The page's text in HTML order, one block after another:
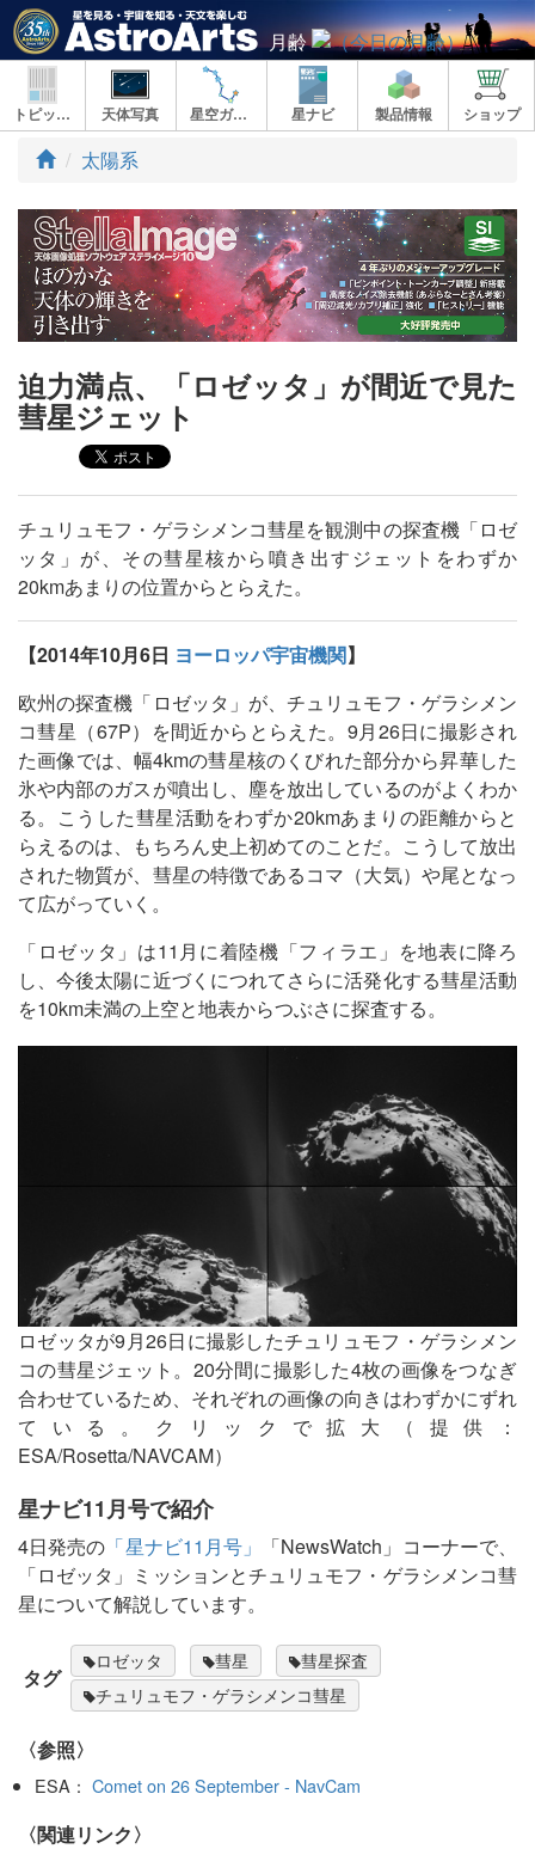
月齢
トピックス 天体写真 星空ガイド 星ナビ 製品情報 ショップ
ト
プ
太陽系
迫力満点、「ロゼッタ」が間近で見た
彗星ジェット
チュリュモフ・ゲラシメンコ彗星を観測中の探査機「ロゼ
ッタ」が、その彗星核から噴き出すジェットをわずか
20kmあまりの位置からとらえた。
【2014年10月6日 ヨーロッパ宇宙機関】
欧州の探査機「ロゼッタ」が、チュリュモフ・ゲラシメン
コ彗星（67P）を間近からとらえた。9月26日に撮影され
た画像では、幅4kmの彗星核のくびれた部分から昇華した
氷や内部のガスが噴出し、塵を放出しているのがよくわか
る。こうした彗星活動をわずか20kmあまりの距離からと
らえるのは、もちろん史上初めてのことだ。こうして放出
された物質が、彗星の特徴であるコマ（大気）や尾となっ
て広がっていく。
「ロゼッタ」は11月に着陸機「フィラエ」を地表に降ろ
し、今後太陽に近づくにつれてさらに活発化する彗星活動
を10km未満の上空と地表からつぶさに探査する。
ロゼッタが9月26日に撮影したチュリュモフ・ゲラシメン
コの彗星ジェット。20分間に撮影した4枚の画像をつなぎ
合わせているため、それぞれの画像の向きはわずかにずれ
ている。クリックで拡大（提供：
ESA/Rosetta/NAVCAM）
星ナビ11月号で紹介
4日発売の 「星ナビ11月号」
「NewsWatch」コーナーで、
「ロゼッタ」ミッションとチュリュモフ・ゲラシメンコ彗
星について解説しています。
タグ
ロゼッタ 彗星
彗星探査
チュリュモフ・ゲラシメンコ彗星
〈参照〉
ESA：Comet on 26 September - NavCam
〈関連リンク〉